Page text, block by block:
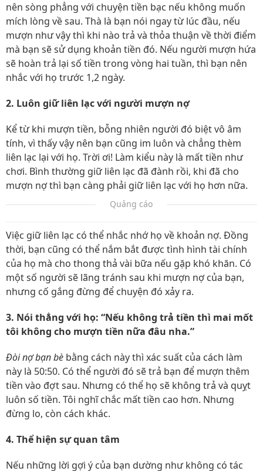
nên sòng phẳng với chuyện tiền bạc nếu không muốn
mích lòng về sau. Thà là bạn nói ngay từ lúc đầu, nếu
mượn như vậy thì khi nào trả và thỏa thuận về thời điểm
mà bạn sẽ sử dụng khoản tiền đó. Nếu người mượn hứa
sẽ hoàn trả lại số tiền trong vòng hai tuần, thì bạn nên
nhắc với họ trước 1,2 ngày.
2. Luôn giữ liên lạc với người mượn nợ
Kể từ khi mượn tiền, bỗng nhiên người đó biệt vô âm
tính, vì thấy vậy nên bạn cũng im luôn và chẳng thèm
liên lạc lại với họ. Trời ơi! Làm kiểu này là mất tiền như
chơi. Bình thường giữ liên lạc đã đành rồi, khi đã cho
mượn nợ thì bạn càng phải giữ liên lạc với họ hơn nữa.
Quảng cáo
Việc giữ liên lạc có thể nhắc nhớ họ về khoản nợ. Đồng
thời, bạn cũng có thể nắm bắt được tình hình tài chính
của họ mà cho thong thả vài bữa nếu gặp khó khăn. Có
một số người sẽ lãng tránh sau khi mượn nợ của bạn,
nhưng cố gắng đừng để chuyện đó xảy ra.
3. Nói thẳng với họ: “Nếu không trả tiền thì mai mốt
tôi không cho mượn tiền nữa đâu nha.”
Đòi nợ bạn bè bằng cách này thì xác suất của cách làm
này là 50:50. Có thể người đó sẽ trả bạn để mượn thêm
tiền vào đợt sau. Nhưng có thể họ sẽ không trả và quỵt
luôn số tiền. Tôi nghĩ chắc mất tiền cao hơn. Nhưng
đừng lo, còn cách khác.
4. Thể hiện sự quan tâm
Nếu những lời gợi ý của bạn dường như không có tác